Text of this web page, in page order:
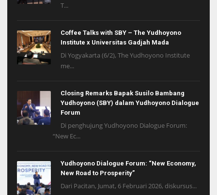
T...
Coffee Talks with SBY – The Yudhoyono
Institute x Universitas Gadjah Mada
Di Yogyakarta (6/2), The Yudhoyono Institute
me...
Closing Remarks Bapak Susilo Bambang
Yudhoyono (SBY) dalam Yudhoyono Dialogue
Forum
Di penghujung Yudhoyono Dialogue Forum:
“New Ec...
Yudhoyono Dialogue Forum: “New Economy,
New Road to Prosperity”
Dari Pacitan, Jumat, 6 Februari 2026, diskursus...